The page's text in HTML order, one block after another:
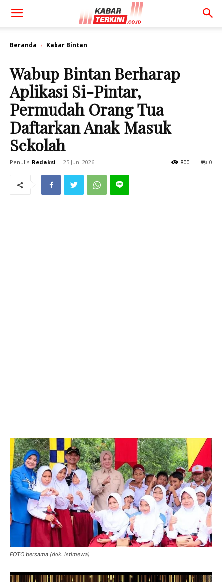
Beranda Kabar Bintan
Wabup Bintan Berharap
Aplikasi Si-Pintar,
Permudah Orang Tua
Daftarkan Anak Masuk
Sekolah
Penulis Redaksi - 25 Juni 2026 0
800
FOTO bersama (dok. istimewa)